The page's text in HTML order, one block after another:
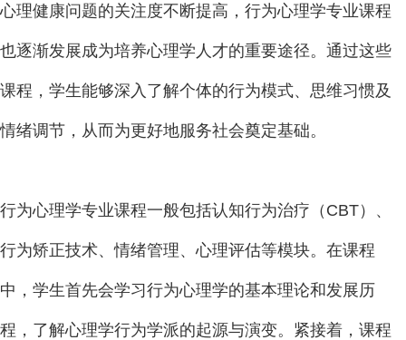
心理健康问题的关注度不断提高，行为心理学专业课程
也逐渐发展成为培养心理学人才的重要途径。通过这些
课程，学生能够深入了解个体的行为模式、思维习惯及
情绪调节，从而为更好地服务社会奠定基础。
行为心理学专业课程一般包括认知行为治疗（CBT）、
行为矫正技术、情绪管理、心理评估等模块。在课程
中，学生首先会学习行为心理学的基本理论和发展历
程，了解心理学行为学派的起源与演变。紧接着，课程